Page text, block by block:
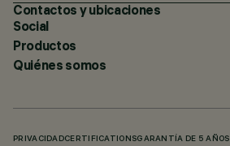
Contactos y ubicaciones
Social
Productos
Quiénes somos
PRIVACIDADCERTIFICATIONSGARANTÍA DE 5 AÑOS